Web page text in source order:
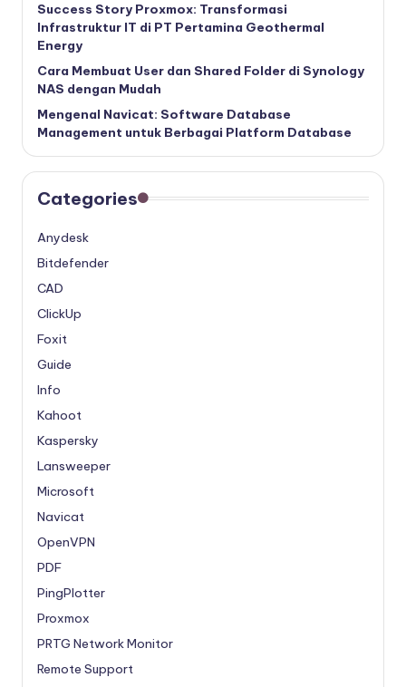
Success Story Proxmox: Transformasi
Infrastruktur IT di PT Pertamina Geothermal
Energy
Cara Membuat User dan Shared Folder di Synology
NAS dengan Mudah
Mengenal Navicat: Software Database
Management untuk Berbagai Platform Database
Categories
Anydesk
Bitdefender
CAD
ClickUp
Foxit
Guide
Info
Kahoot
Kaspersky
Lansweeper
Microsoft
Navicat
OpenVPN
PDF
PingPlotter
Proxmox
PRTG Network Monitor
Remote Support